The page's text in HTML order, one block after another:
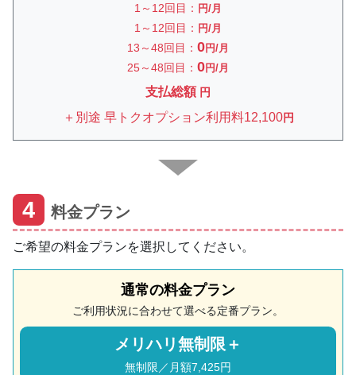
1～12回目： 円/月
1～12回目： 円/月
13～48回目： 0円/月
25～48回目： 0円/月
支払総額 円
＋別途 早トクオプション利⽤料12,100円
4 料金プラン
ご希望の料金プランを選択してください。
通常の料金プラン
ご利用状況に合わせて選べる定番プラン。
メリハリ無制限＋
無制限／月額7,425円